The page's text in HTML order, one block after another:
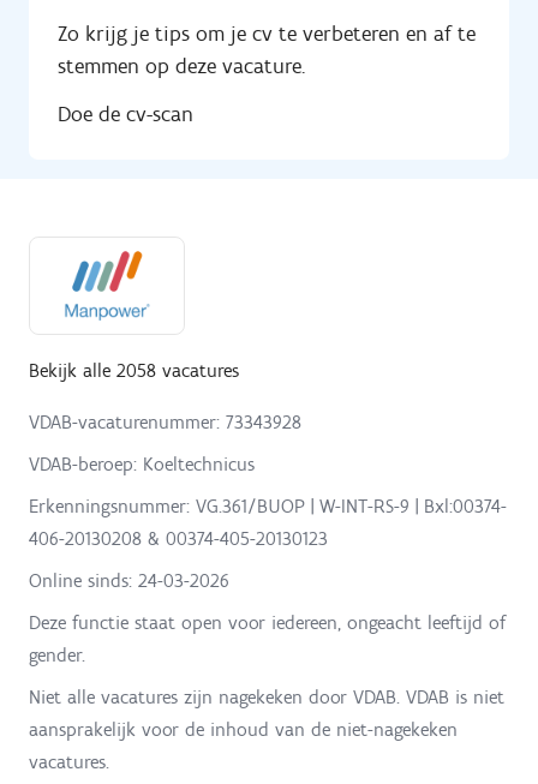
Zo krijg je tips om je cv te verbeteren en af te
stemmen op deze vacature.
Doe de cv-scan
Bekijk alle 2058 vacatures
VDAB-vacaturenummer: 73343928
VDAB-beroep: Koeltechnicus
Erkenningsnummer: VG.361/BUOP | W-INT-RS-9 | Bxl:00374-
406-20130208 & 00374-405-20130123
Online sinds: 24-03-2026
Deze functie staat open voor iedereen, ongeacht leeftijd of
gender.
Niet alle vacatures zijn nagekeken door VDAB. VDAB is niet
aansprakelijk voor de inhoud van de niet-nagekeken
vacatures.